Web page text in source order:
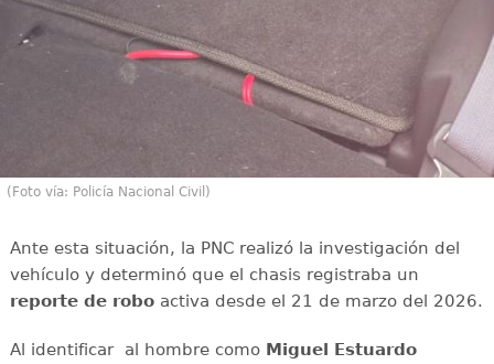
(Foto vía: Policía Nacional Civil)
Ante esta situación, la PNC realizó la investigación del
vehículo y determinó que el chasis registraba un
reporte de roboactiva desde el 21 de marzo del 2026.
Al identificar al hombre como Miguel Estuardo